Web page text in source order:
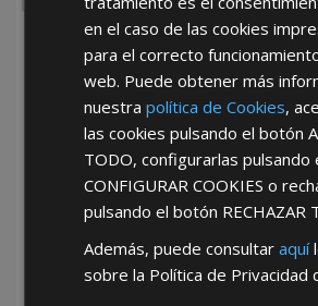
He leído y acepto laPolítica
en el caso de las cookies
para el correcto
web. Puede obtener más
nuestrapolítica de Cookies,
las cookies pulsando el botón
TODO, configurarlas pulsando
CONFIGURAR COOKIES o
pulsando el botón RECHAZAR
Además, puede consultaraquí
sobre la Política de Privacidad